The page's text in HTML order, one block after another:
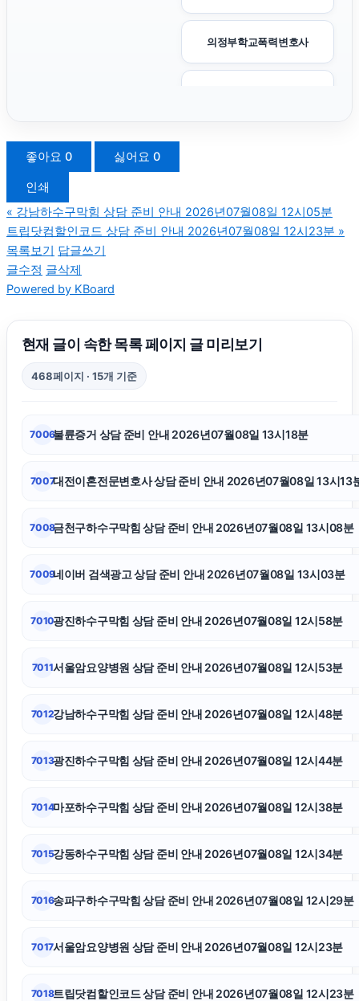
의정부학교폭력변호사
인스타그램 팔로워 늘리기
용산구하수구막힘
쏘나타 장기렌트
상간남소송
서초성범죄변호사
좋아요 0 싫어요 0
인쇄
« 강남하수구막힘 상담 준비 안내 2026년07월08일 12시05분
트립닷컴할인코드 상담 준비 안내 2026년07월08일 12시23분 »
목록보기 답글쓰기
글수정 글삭제
Powered by KBoard
현재 글이 속한 목록 페이지 글 미리보기
468페이지 · 15개 기준
7006불륜증거 상담 준비 안내 2026년07월08일 13시18분
7007대전이혼전문변호사 상담 준비 안내 2026년07월08일 13시13
7008금천구하수구막힘 상담 준비 안내 2026년07월08일 13시08분
7009네이버 검색광고 상담 준비 안내 2026년07월08일 13시03분
7010광진하수구막힘 상담 준비 안내 2026년07월08일 12시58분
7011서울암요양병원 상담 준비 안내 2026년07월08일 12시53분
7012강남하수구막힘 상담 준비 안내 2026년07월08일 12시48분
7013광진하수구막힘 상담 준비 안내 2026년07월08일 12시44분
7014마포하수구막힘 상담 준비 안내 2026년07월08일 12시38분
7015강동하수구막힘 상담 준비 안내 2026년07월08일 12시34분
7016송파구하수구막힘 상담 준비 안내 2026년07월08일 12시29분
7017서울암요양병원 상담 준비 안내 2026년07월08일 12시23분
7018트립닷컴할인코드 상담 준비 안내 2026년07월08일 12시23분